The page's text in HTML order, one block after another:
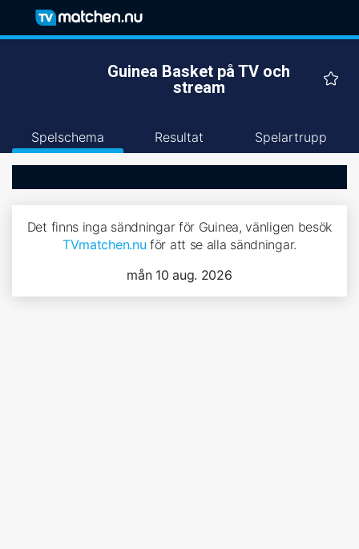
Guinea Basket på TV och
stream
Spelschema Resultat Spelartrupp
Det finns inga sändningar för Guinea, vänligen besök
TVmatchen.nu för att se alla sändningar.
mån 10 aug. 2026